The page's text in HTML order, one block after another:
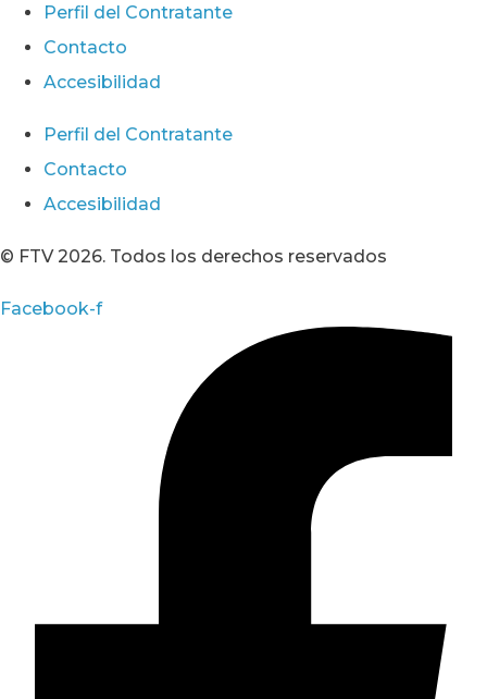
Perfil del Contratante
Contacto
Accesibilidad
Perfil del Contratante
Contacto
Accesibilidad
© FTV 2026. Todos los derechos reservados
Facebook-f